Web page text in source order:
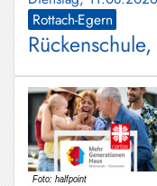
Rottach-Egern